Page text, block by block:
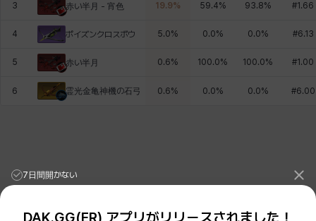
3 赤い半月 - 宵色 19.9% 59.4% 93.8% #1.66
4 ポイズンクロスボウ 5.0% 0.0% 0.0% #6.13
5 赤い半月 0.6% 100.0% 100.0% #1.00
6 霊光金亀神機の石弓 0.6% 0.0% 0.0% #6.00
7日間開かない
DAK.GG(ER) アプリがリリースされました！